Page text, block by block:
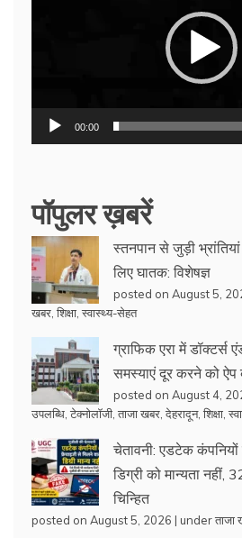
00:00
पॉपुलर ख़बरें
स्तनपान से जुड़ी
लिए घातक: विशेषज्ञ
posted on August 5,
खबर शिक्षा स्वास्थ्य-सेहत
ग्राफिक एरा में डॉक्टर्स
समस्याएं दूर करने को ऐप
posted on August 4,
उपलब्धि टेक्नोलॉजी ताजा खबर देहरादून, शिक्षा
चेतावनी: एडटेक
डिग्री को मान्यता नहीं,
चिन्हित
posted on August 5, 2026 | underताजा